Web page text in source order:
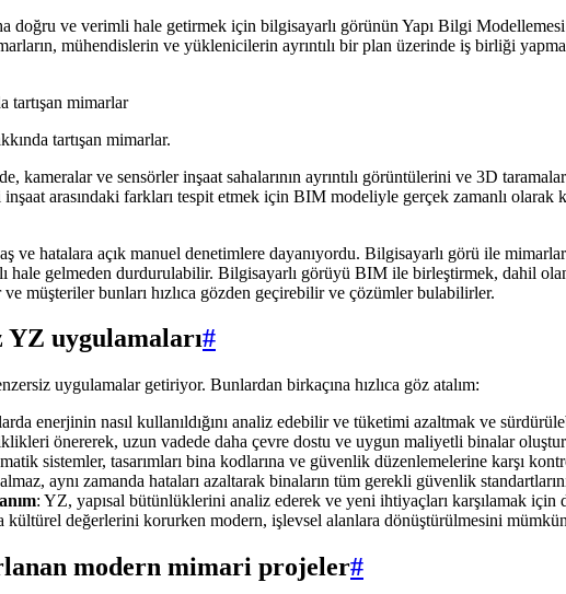
doğru ve verimli hale getirmek için bilgisayarlı görünün Yapı Bilgi
mühendislerin ve yüklenicilerin ayrıntılı bir plan üzerinde iş birliği
tartışan mimarlar.
kameralar ve sensörler inşaat sahalarının ayrıntılı görüntülerini ve 3D
arasındaki farkları tespit etmek için BIM modeliyle gerçek zamanlı olarak
ve hatalara açık manuel denetimlere dayanıyordu. Bilgisayarlı görü ile
hale gelmeden durdurulabilir. Bilgisayarlı görüyü BIM ile birleştirmek, dahil
müşteriler bunları hızlıca gözden geçirebilir ve çözümler bulabilirler.
uygulamaları#
uygulamalar getiriyor. Bunlardan birkaçına hızlıca göz atalım:
enerjinin nasıl kullanıldığını analiz edebilir ve tüketimi azaltmak ve
önererek, uzun vadede daha çevre dostu ve uygun maliyetli binalar
sistemler, tasarımları bina kodlarına ve güvenlik düzenlemelerine karşı
aynı zamanda hataları azaltarak binaların tüm gerekli güvenlik standartlarını
: YZ, yapısal bütünlüklerini analiz ederek ve yeni ihtiyaçları karşılamak
kültürel değerlerini korurken modern, işlevsel alanlara dönüştürülmesini
modern mimari projeler#